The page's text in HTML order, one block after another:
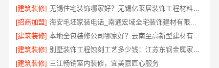
[建筑装修]
无锡住宅装饰哪家好？无锡亿莱居装饰工程材料有限公司一站式服务
[招商加盟]
[建筑装修]
[建筑装修]
[建筑装修] 三江畅销室内装修，宜美嘉匠心服务